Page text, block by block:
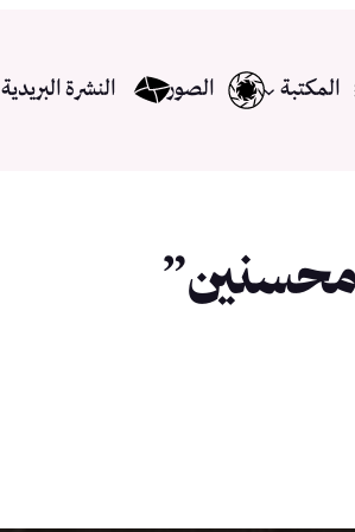
المكتبة الصور النشرة البريدية
محسنين”